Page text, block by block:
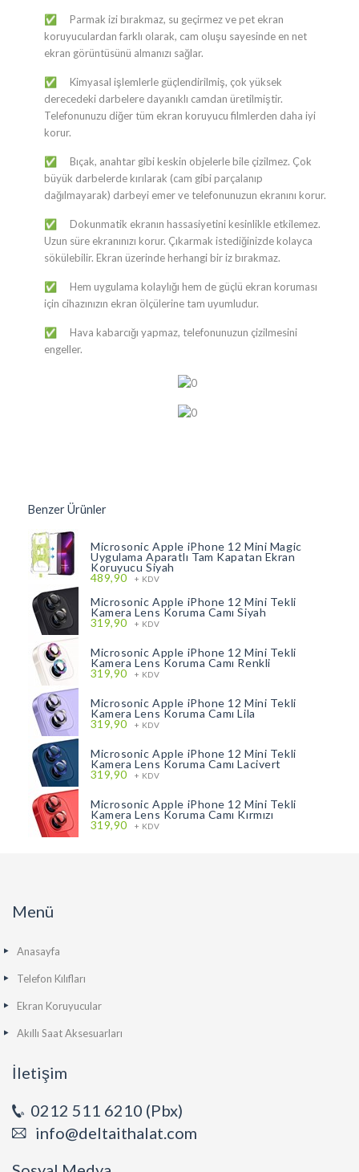
✅ Parmak izi bırakmaz, su geçirmez ve pet ekran
koruyuculardan farklı olarak, cam oluşu sayesinde en net
ekran görüntüsünü almanızı sağlar.
✅ Kimyasal işlemlerle güçlendirilmiş, çok yüksek
derecedeki darbelere dayanıklı camdan üretilmiştir.
Telefonunuzu diğer tüm ekran koruyucu filmlerden daha iyi
korur.
✅ Bıçak, anahtar gibi keskin objelerle bile çizilmez. Çok
büyük darbelerde kırılarak (cam gibi parçalanıp
dağılmayarak) darbeyi emer ve telefonunuzun ekranını korur.
✅ Dokunmatik ekranın hassasiyetini kesinlikle etkilemez.
Uzun süre ekranınızı korur. Çıkarmak istediğinizde kolayca
sökülebilir. Ekran üzerinde herhangi bir iz bırakmaz.
✅ Hem uygulama kolaylığı hem de güçlü ekran koruması
için cihazınızın ekran ölçülerine tam uyumludur.
✅ Hava kabarcığı yapmaz, telefonunuzun çizilmesini
engeller.
Benzer Ürünler
Microsonic Apple iPhone 12 Mini Magic
Uygulama Aparatlı Tam Kapatan Ekran
Koruyucu Siyah
489,90 + KDV
Microsonic Apple iPhone 12 Mini Tekli
Kamera Lens Koruma Camı Siyah
319,90 + KDV
Microsonic Apple iPhone 12 Mini Tekli
Kamera Lens Koruma Camı Renkli
319,90 + KDV
Microsonic Apple iPhone 12 Mini Tekli
Kamera Lens Koruma Camı Lila
319,90 + KDV
Microsonic Apple iPhone 12 Mini Tekli
Kamera Lens Koruma Camı Lacivert
319,90 + KDV
Microsonic Apple iPhone 12 Mini Tekli
Kamera Lens Koruma Camı Kırmızı
319,90 + KDV
Menü
Anasayfa
Telefon Kılıfları
Ekran Koruyucular
Akıllı Saat Aksesuarları
İletişim
0212 511 6210 (Pbx)
info@deltaithalat.com